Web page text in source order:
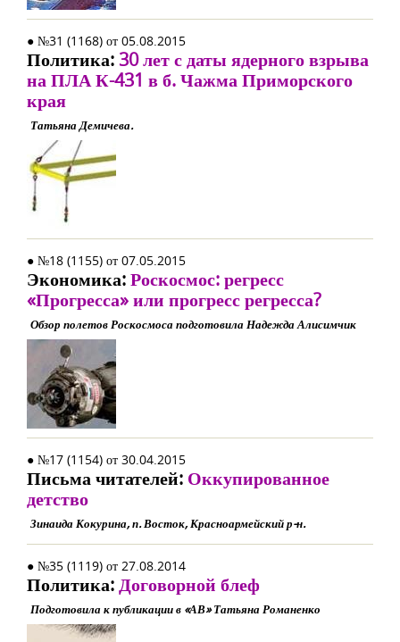
● №31 (1168) от 05.08.2015
Политика: 30 лет с даты ядерного взрыва
на ПЛА К-431 в б. Чажма Приморского
края
Татьяна Демичева.
● №18 (1155) от 07.05.2015
Экономика:Роскосмос: регресс
«Прогресса» или прогресс регресса?
Обзор полетов Роскосмоса подготовила Надежда Алисимчик
● №17 (1154) от 30.04.2015
Письма читателей: Оккупированное
детство
Зинаида Кокурина, п. Восток, Красноармейский р-н.
● №35 (1119) от 27.08.2014
Политика:Договорной блеф
Подготовила к публикации в «АВ» Татьяна Романенко